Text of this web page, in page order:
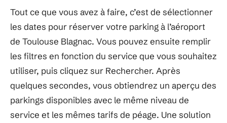
Tout ce que vous avez à faire, c’est de sélectionner
les dates pour réserver votre parking à l’aéroport
de Toulouse Blagnac. Vous pouvez ensuite remplir
les filtres en fonction du service que vous souhaitez
utiliser, puis cliquez sur Rechercher. Après
quelques secondes, vous obtiendrez un aperçu des
parkings disponibles avec le même niveau de
service et les mêmes tarifs de péage. Une solution